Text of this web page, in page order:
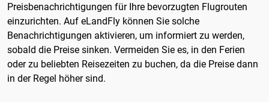
Preisbenachrichtigungen für Ihre bevorzugten Flugrouten
einzurichten. Auf eLandFly können Sie solche
Benachrichtigungen aktivieren, um informiert zu werden,
sobald die Preise sinken. Vermeiden Sie es, in den Ferien
oder zu beliebten Reisezeiten zu buchen, da die Preise dann
in der Regel höher sind.